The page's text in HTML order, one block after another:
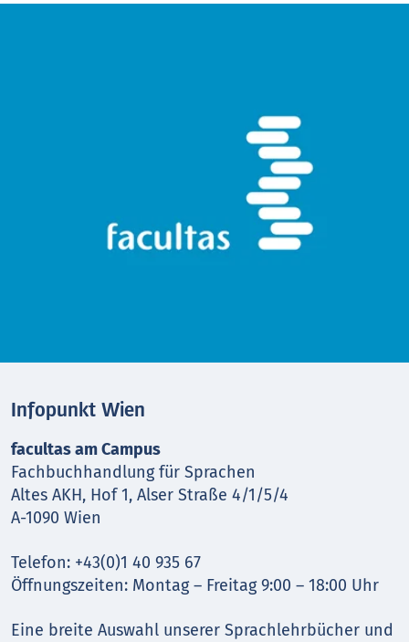
Infopunkt Wien
facultas am Campus
Fachbuchhandlung für Sprachen
Altes AKH, Hof 1, Alser Straße 4/1/5/4
A-1090 Wien
Telefon: +43(0)1 40 935 67
Öffnungszeiten: Montag – Freitag 9:00 – 18:00 Uhr
Eine breite Auswahl unserer Sprachlehrbücher und